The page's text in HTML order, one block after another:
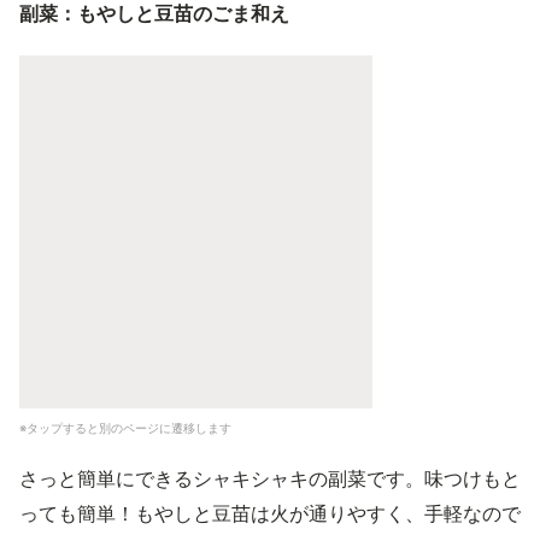
副菜：もやしと豆苗のごま和え
※タップすると別のページに遷移します
さっと簡単にできるシャキシャキの副菜です。味つけもと
っても簡単！もやしと豆苗は火が通りやすく、手軽なので